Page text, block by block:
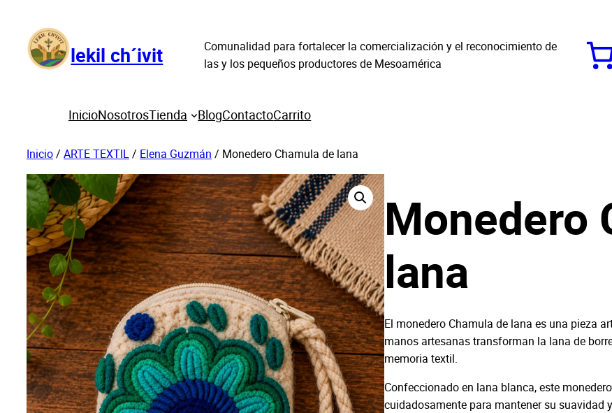
contenido
lekil ch´ivit
Comunalidad para fortalecer la comercialización y el reconocimiento de
las y los pequeños productores de Mesoamérica
InicioNosotrosTienda BlogContactoCarrito
Inicio/ ARTE TEXTIL/ Elena Guzmán / Monedero Chamula de lana
Monedero
lana
El monedero Chamula de lana es una pieza
manos artesanas transforman la lana de
memoria textil.
Confeccionado en lana blanca, este
cuidadosamente para mantener su suavidad